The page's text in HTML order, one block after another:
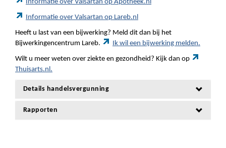
Informatie over Valsartan op Apotheek.nl
Informatie over Valsartan op Lareb.nl
Heeft u last van een bijwerking? Meld dit dan bij het
Bijwerkingencentrum Lareb.
Ik wil een bijwerking melden.
Wilt u meer weten over ziekte en gezondheid? Kijk dan op
Thuisarts.nl.
Details handelsvergunning
Rapporten